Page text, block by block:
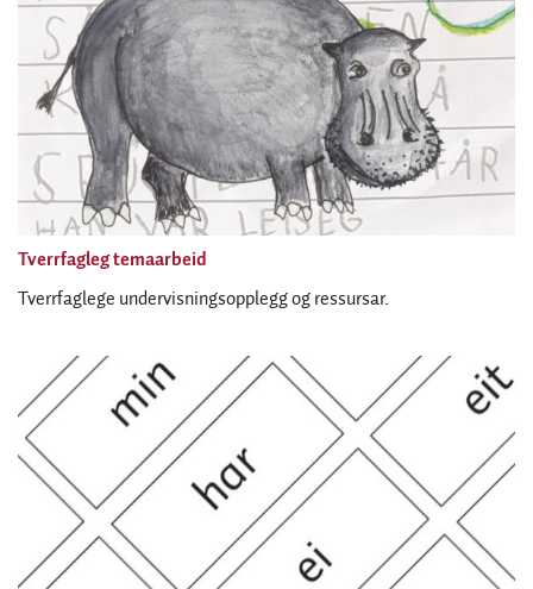
Tverrfagleg temaarbeid
Tverrfaglege undervisningsopplegg og ressursar.